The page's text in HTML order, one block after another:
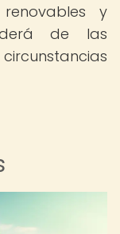
y
de las